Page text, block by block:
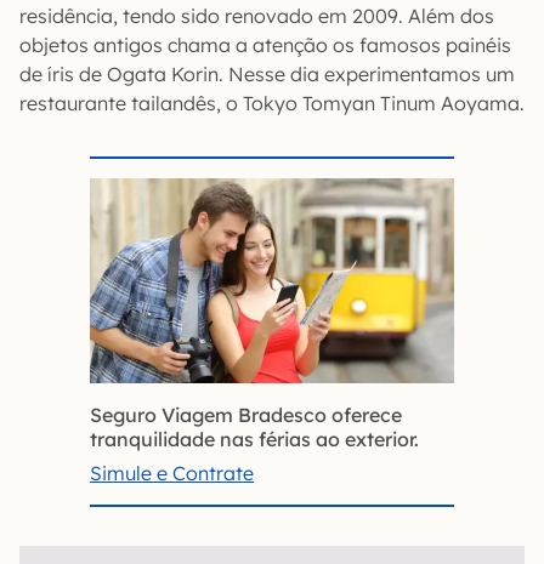
residência, tendo sido renovado em 2009. Além dos
objetos antigos chama a atenção os famosos painéis
de íris de Ogata Korin. Nesse dia experimentamos um
restaurante tailandês, o Tokyo Tomyan Tinum Aoyama.
Seguro Viagem Bradesco oferece
tranquilidade nas férias ao exterior.
Simule e Contrate